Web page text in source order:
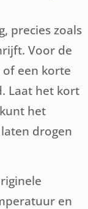
precies zoals
Voor de
een korte
Laat het kort
het
drogen
en